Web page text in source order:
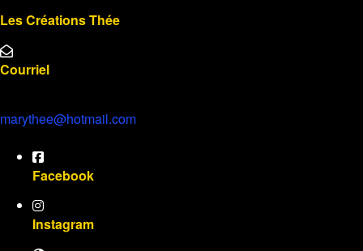
Les Créations Thée
Courriel
marythee@hotmail.com
Facebook
Instagram